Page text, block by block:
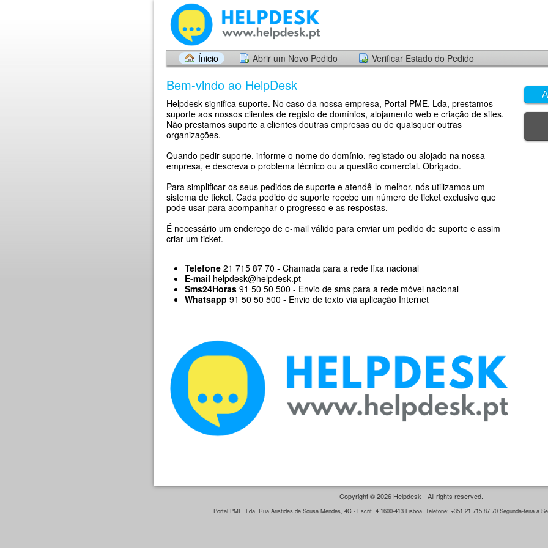
Ínicio Abrir um Novo Pedido Verificar Estado do Pedido
Bem-vindo ao HelpDesk
Helpdesk significa suporte. No caso da nossa empresa, Portal PME, Lda, prestamos
suporte aos nossos clientes de registo de domínios, alojamento web e criação de sites.
Não prestamos suporte a clientes doutras empresas ou de quaisquer outras
organizações.
Quando pedir suporte, informe o nome do domínio, registado ou alojado na nossa
empresa, e descreva o problema técnico ou a questão comercial. Obrigado.
Para simplificar os seus pedidos de suporte e atendê-lo melhor, nós utilizamos um
sistema de ticket. Cada pedido de suporte recebe um número de ticket exclusivo que
pode usar para acompanhar o progresso e as respostas.
É necessário um endereço de e-mail válido para enviar um pedido de suporte e assim
criar um ticket.
Telefone 21 715 87 70 - Chamada para a rede fixa nacional
E-mail helpdesk@helpdesk.pt
Sms24Horas 91 50 50 500 - Envio de sms para a rede móvel nacional
Whatsapp 91 50 50 500 - Envio de texto via aplicação Internet
Copyright © 2026 Helpdesk - All rights reserved.
Portal PME, Lda. Rua Aristides de Sousa Mendes, 4C - Escrit. 4 1600-413 Lisboa. Telefone: +351 21 715 87 70 Segunda-feira a